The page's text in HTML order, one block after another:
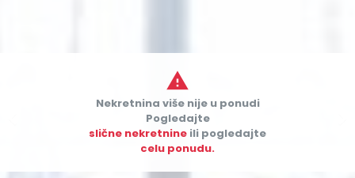

Nekretnina više nije u ponudi
Pogledajte
slične nekretnine ili pogledajte
celu ponudu.